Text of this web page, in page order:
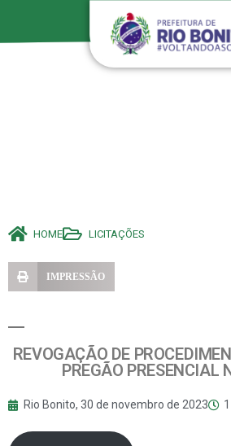
HOME LICITAÇÕES
IMPRESSÃO
REVOGAÇÃO DE
PREGÃO PRESENCIAL
Rio Bonito, 30 de novembro de 2023